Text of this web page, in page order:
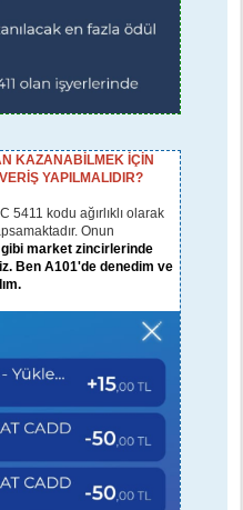
KAZANABİLMEK İÇİN
YAPILMALIDIR?
5411 kodu ağırlıklı olarak
Onun
market zincirlerinde
Ben A101'de denedim ve